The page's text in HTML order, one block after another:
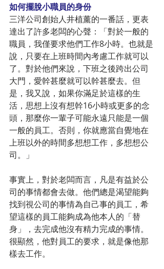
如何擺脫小職員的身份
三洋公司創始人井植薰的一番話，更表
達出了許多老闆的心聲：「對於一般的
職員，我僅要求他們工作8小時。也就是
說，只要在上班時間內考慮工作就可以
了。對於他們來說，下班之後跨出公司
大門，愛幹甚麼就可以幹甚麼去。但
是，我又說，如果你滿足於這樣的生
活，思想上沒有想幹16小時或更多的念
頭，那麼你一輩子可能永遠只能是一個
一般的員工。否則，你就應當自覺地在
上班以外的時間多想想工作，多想想公
司。」
事實上，對於老闆而言，凡是有益於公
司的事情都會去做。他們總是渴望能夠
找到視公司的事情為自己事的員工，希
望這樣的員工能夠成為他本人的「替
身」，去完成他沒有精力完成的事情。
很顯然，他對員工的要求，就是像他那
樣去工作。